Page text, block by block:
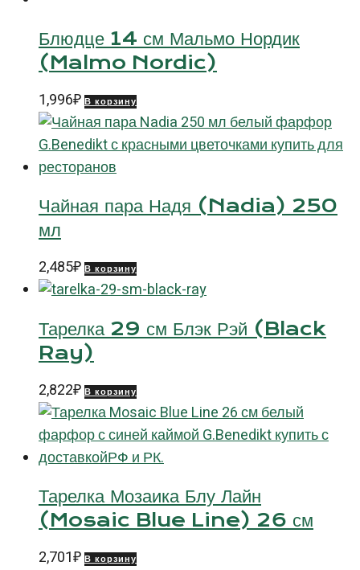
Блюдце 14 см Мальмо Нордик
(Malmo Nordic)
1,996₽ В корзину
Чайная пара Надя (Nadia) 250
мл
2,485₽ В корзину
Тарелка 29 см Блэк Рэй (Black
Ray)
2,822₽ В корзину
Тарелка Мозаика Блу Лайн
(Mosaic Blue Line) 26 см
2,701₽ В корзину